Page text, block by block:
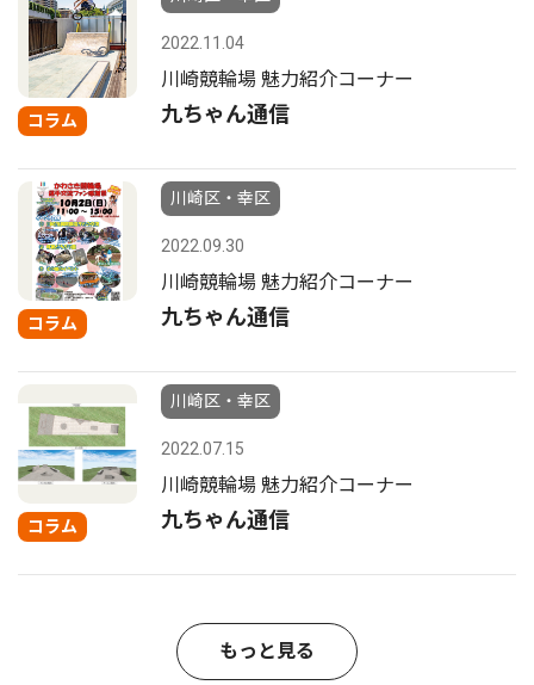
コラム
2022.11.04
川崎競輪場 魅力紹介コーナー
九ちゃん通信
コラム
川崎区・幸区
2022.09.30
川崎競輪場 魅力紹介コーナー
九ちゃん通信
コラム
川崎区・幸区
2022.07.15
川崎競輪場 魅力紹介コーナー
九ちゃん通信
もっと見る